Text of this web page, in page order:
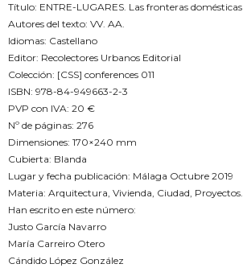
Título: ENTRE-LUGARES. Las fronteras domésticas
Autores del texto: VV. AA.
Idiomas: Castellano
Editor: Recolectores Urbanos Editorial
Colección: [CSS] conferences 011
ISBN: 978-84-949663-2-3
PVP con IVA: 20 €
Nº de páginas: 276
Dimensiones: 170×240 mm
Cubierta: Blanda
Lugar y fecha publicación: Málaga Octubre 2019
Materia: Arquitectura, Vivienda, Ciudad, Proyectos.
Han escrito en este número:
Justo García Navarro
María Carreiro Otero
Cándido López González